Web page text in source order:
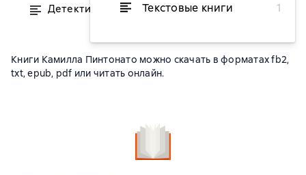
Текстовые книги
1
Детектив Крот от 364,90 ₽
Книги Камилла Пинтонато можно скачать в форматах fb2,
txt, epub, pdf или читать онлайн.